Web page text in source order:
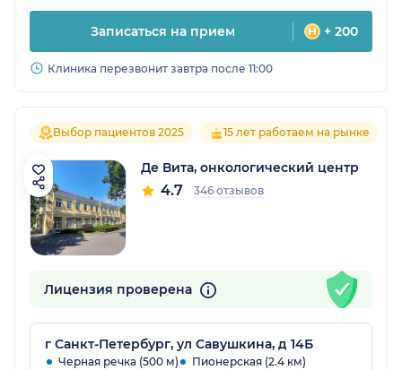
Записаться на прием + 200
Клиника перезвонит завтра после 11:00
Выбор пациентов 2025 15 лет работаем на рынке
Де Вита, онкологический центр
4.7 346 отзывов
Лицензия проверена
г Санкт-Петербург, ул Савушкина, д 14Б
Черная речка (500 м)
Пионерская (2.4 км)